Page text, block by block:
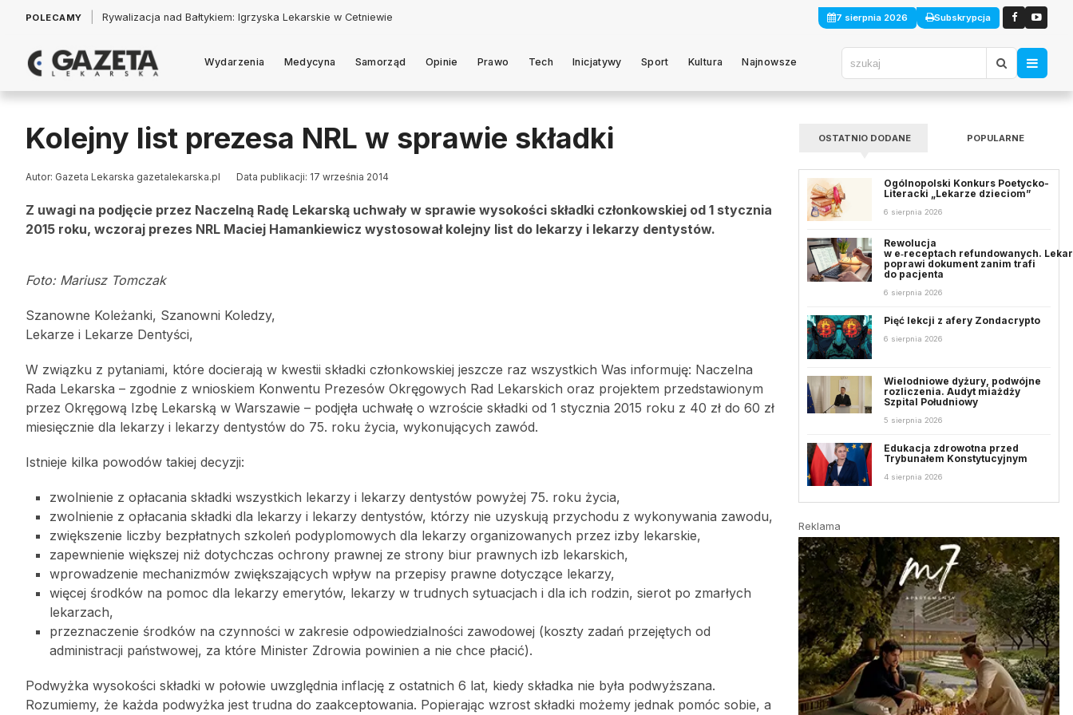
POLECAMY Łukasz Jankowski: Politycy w pogoni za króliczkiem 7 sierpnia 2026 Subskrypcja
Wydarzenia Medycyna Samorząd Opinie Prawo Tech Inicjatywy Sport Kultura Najnowsze
Kolejny list prezesa NRL w sprawie składki
Autor: Gazeta Lekarska gazetalekarska.pl Data publikacji: 17 września 2014
Z uwagi na podjęcie przez Naczelną Radę Lekarską uchwały w sprawie wysokości składki członkowskiej od 1 stycznia
2015 roku, wczoraj prezes NRL Maciej Hamankiewicz wystosował kolejny list do lekarzy i lekarzy dentystów.
Foto: Mariusz Tomczak
Szanowne Koleżanki, Szanowni Koledzy,
Lekarze i Lekarze Dentyści,
W związku z pytaniami, które docierają w kwestii składki członkowskiej jeszcze raz wszystkich Was informuję: Naczelna
Rada Lekarska – zgodnie z wnioskiem Konwentu Prezesów Okręgowych Rad Lekarskich oraz projektem przedstawionym
przez Okręgową Izbę Lekarską w Warszawie – podjęła uchwałę o wzroście składki od 1 stycznia 2015 roku z 40 zł do 60 zł
miesięcznie dla lekarzy i lekarzy dentystów do 75. roku życia, wykonujących zawód.
Istnieje kilka powodów takiej decyzji:
zwolnienie z opłacania składki wszystkich lekarzy i lekarzy dentystów powyżej 75. roku życia,
zwolnienie z opłacania składki dla lekarzy i lekarzy dentystów, którzy nie uzyskują przychodu z wykonywania zawodu,
zwiększenie liczby bezpłatnych szkoleń podyplomowych dla lekarzy organizowanych przez izby lekarskie,
zapewnienie większej niż dotychczas ochrony prawnej ze strony biur prawnych izb lekarskich,
wprowadzenie mechanizmów zwiększających wpływ na przepisy prawne dotyczące lekarzy,
więcej środków na pomoc dla lekarzy emerytów, lekarzy w trudnych sytuacjach i dla ich rodzin, sierot po zmarłych
lekarzach,
przeznaczenie środków na czynności w zakresie odpowiedzialności zawodowej (koszty zadań przejętych od
administracji państwowej, za które Minister Zdrowia powinien a nie chce płacić).
Podwyżka wysokości składki w połowie uwzględnia inflację z ostatnich 6 lat, kiedy składka nie była podwyższana.
Rozumiemy, że każda podwyżka jest trudna do zaakceptowania. Popierając wzrost składki możemy jednak pomóc sobie, a
OSTATNIO DODANE POPULARNE
Ogólnopolski Konkurs Poetycko-
Literacki „Lekarze dzieciom”
6 sierpnia 2026
Rewolucja
w e‑receptach refundowanych.
poprawi dokument zanim trafi
do pacjenta
6 sierpnia 2026
Pięć lekcji z afery Zondacrypto
6 sierpnia 2026
Wielodniowe dyżury, podwójne
rozliczenia. Audyt miażdży
Szpital Południowy
5 sierpnia 2026
Edukacja zdrowotna przed
Trybunałem Konstytucyjnym
4 sierpnia 2026
Reklama